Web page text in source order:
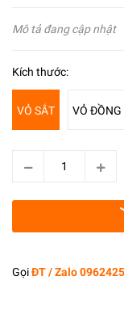
Mô tả đang cập nhật
Kích thước:
VỎ SẮT VỎ ĐỒNG
GọiĐT / Zalo